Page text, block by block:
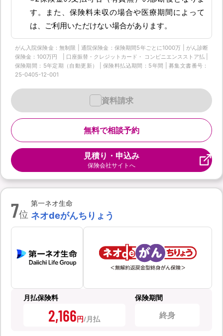
す。また、保険料未収の場合や医療期間によって
は、ご利用いただけない場合があります。
がん入院保険金：無制限 | 通院保険金：保険期間5年ごとに1000万 | がん診断
保険金：100万円 | 口座振替・クレジットカード・ コンビニエンスストア払 |
保険期間：5年定期（自動更新） | 保険料払込期間：5年間 | 募集文書番号：
25-0405-12-001
無料で相談予約
資料請求
見積り・申込み
保険会社サイトへ
7位
第一ネオ生命
ネオdeがんちりょう
月払保険料
2,166円
保険期間
終身